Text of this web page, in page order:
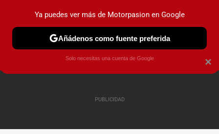
PRUEBAS COCHES ELÉCTRICOS OBSERVATORIO
×
Ya puedes ver más de Motorpasion en Google
Añádenos como fuente preferida
Solo necesitas una cuenta de Google